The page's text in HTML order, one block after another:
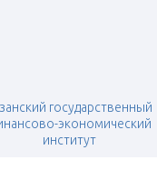
государственный
экономический
институт